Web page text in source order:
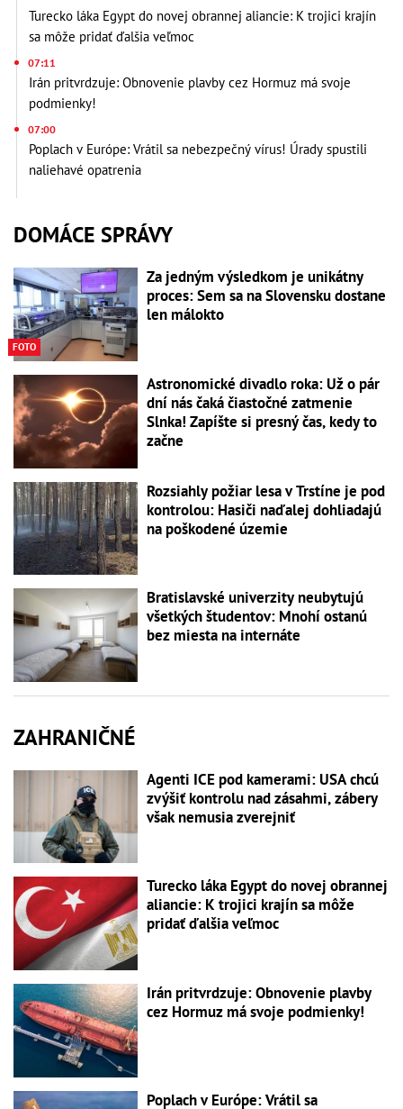
Turecko láka Egypt do novej obrannej aliancie: K trojici krajín
sa môže pridať ďalšia veľmoc
07:11
Irán pritvrdzuje: Obnovenie plavby cez Hormuz má svoje
podmienky!
07:00
Poplach v Európe: Vrátil sa nebezpečný vírus! Úrady spustili
naliehavé opatrenia
DOMÁCE SPRÁVY
FOTO
Za jedným výsledkom je unikátny
proces: Sem sa na Slovensku dostane
len málokto
Astronomické divadlo roka: Už o pár
dní nás čaká čiastočné zatmenie
Slnka! Zapíšte si presný čas, kedy to
začne
Rozsiahly požiar lesa v Trstíne je pod
kontrolou: Hasiči naďalej dohliadajú
na poškodené územie
Bratislavské univerzity neubytujú
všetkých študentov: Mnohí ostanú
bez miesta na internáte
ZAHRANIČNÉ
Agenti ICE pod kamerami: USA chcú
zvýšiť kontrolu nad zásahmi, zábery
však nemusia zverejniť
Turecko láka Egypt do novej obrannej
aliancie: K trojici krajín sa môže
pridať ďalšia veľmoc
Irán pritvrdzuje: Obnovenie plavby
cez Hormuz má svoje podmienky!
Poplach v Európe: Vrátil sa